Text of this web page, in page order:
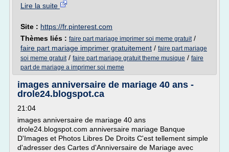
Lire la suite
Site : https://fr.pinterest.com
Thèmes liés : faire part mariage imprimer soi meme gratuit/
faire part mariage imprimer gratuitement / faire part mariage
soi meme gratuit/ faire part mariage gratuit theme musique / faire
part de mariage a imprimer soi meme
images anniversaire de mariage 40 ans -
drole24.blogspot.ca
21:04
images anniversaire de mariage 40 ans
drole24.blogspot.com anniversaire mariage Banque
D'Images et Photos Libres De Droits C'est tellement simple
d'adresser des Cartes d'Anniversaire de Mariage avec